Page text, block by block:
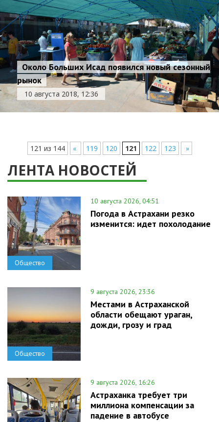
Около Больших Исад появился новый сезонный
рынок
10 августа 2018, 12:36
121 из 144 « 119 120 121 122 123 »
ЛЕНТА НОВОСТЕЙ
Общество
10 августа 2026, 04:51
Погода в Астрахани резко
изменится: идет похолодание
Общество
9 августа 2026, 23:36
Местами в Астраханской
области обещают ураган,
дожди, грозу и град
9 августа 2026, 16:26
Астраханка требует три
миллиона компенсации за
падение в автобусе